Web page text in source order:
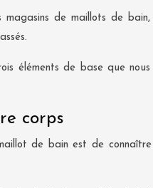
de maillots de
éléments de base que
corps
de bain est de